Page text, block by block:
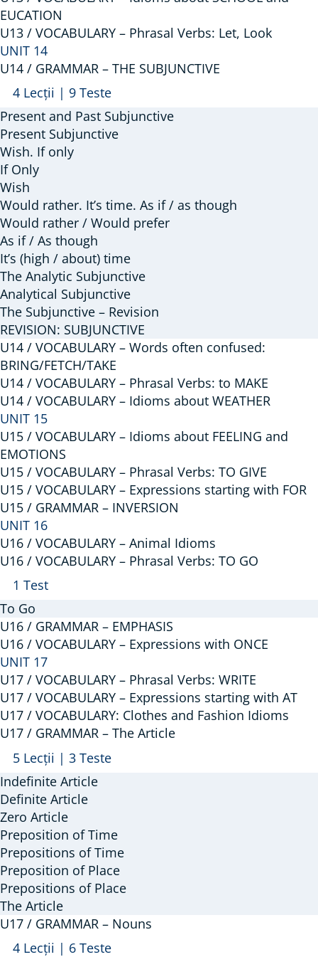
EUCATION
U13 / VOCABULARY – Phrasal Verbs: Let, Look
UNIT 14
U14 / GRAMMAR – THE SUBJUNCTIVE
Arată
U14
/
GRAMMAR
–
THE
SUBJUNCTIVE
4 Lecții | 9 Teste
Present and Past Subjunctive
Present Subjunctive
Wish. If only
If Only
Wish
Would rather. It’s time. As if / as though
Would rather / Would prefer
As if / As though
It’s (high / about) time
The Analytic Subjunctive
Analytical Subjunctive
The Subjunctive – Revision
REVISION: SUBJUNCTIVE
U14 / VOCABULARY – Words often confused:
BRING/FETCH/TAKE
U14 / VOCABULARY – Phrasal Verbs: to MAKE
U14 / VOCABULARY – Idioms about WEATHER
UNIT 15
U15 / VOCABULARY – Idioms about FEELING and
EMOTIONS
U15 / VOCABULARY – Phrasal Verbs: TO GIVE
U15 / VOCABULARY – Expressions starting with FOR
U15 / GRAMMAR – INVERSION
UNIT 16
U16 / VOCABULARY – Animal Idioms
U16 / VOCABULARY – Phrasal Verbs: TO GO
Arată
U16
/
VOCABULARY
–
Phrasal
Verbs:
TO
GO
1 Test
To Go
U16 / GRAMMAR – EMPHASIS
U16 / VOCABULARY – Expressions with ONCE
UNIT 17
U17 / VOCABULARY – Phrasal Verbs: WRITE
U17 / VOCABULARY – Expressions starting with AT
U17 / VOCABULARY: Clothes and Fashion Idioms
U17 / GRAMMAR – The Article
Arată
U17
/
GRAMMAR
–
The
Article
5 Lecții | 3 Teste
Indefinite Article
Definite Article
Zero Article
Preposition of Time
Prepositions of Time
Preposition of Place
Prepositions of Place
The Article
U17 / GRAMMAR – Nouns
Arată
U17
4 Lecții | 6 Teste